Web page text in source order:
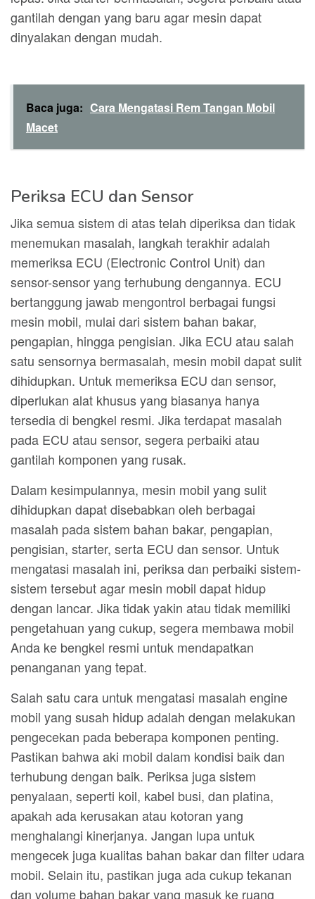
gantilah dengan yang baru agar mesin dapat
dinyalakan dengan mudah.
Baca juga: Cara Mengatasi Rem Tangan Mobil
Macet
Periksa ECU dan Sensor
Jika semua sistem di atas telah diperiksa dan tidak
menemukan masalah, langkah terakhir adalah
memeriksa ECU (Electronic Control Unit) dan
sensor-sensor yang terhubung dengannya. ECU
bertanggung jawab mengontrol berbagai fungsi
mesin mobil, mulai dari sistem bahan bakar,
pengapian, hingga pengisian. Jika ECU atau salah
satu sensornya bermasalah, mesin mobil dapat sulit
dihidupkan. Untuk memeriksa ECU dan sensor,
diperlukan alat khusus yang biasanya hanya
tersedia di bengkel resmi. Jika terdapat masalah
pada ECU atau sensor, segera perbaiki atau
gantilah komponen yang rusak.
Dalam kesimpulannya, mesin mobil yang sulit
dihidupkan dapat disebabkan oleh berbagai
masalah pada sistem bahan bakar, pengapian,
pengisian, starter, serta ECU dan sensor. Untuk
mengatasi masalah ini, periksa dan perbaiki sistem-
sistem tersebut agar mesin mobil dapat hidup
dengan lancar. Jika tidak yakin atau tidak memiliki
pengetahuan yang cukup, segera membawa mobil
Anda ke bengkel resmi untuk mendapatkan
penanganan yang tepat.
Salah satu cara untuk mengatasi masalah engine
mobil yang susah hidup adalah dengan melakukan
pengecekan pada beberapa komponen penting.
Pastikan bahwa aki mobil dalam kondisi baik dan
terhubung dengan baik. Periksa juga sistem
penyalaan, seperti koil, kabel busi, dan platina,
apakah ada kerusakan atau kotoran yang
menghalangi kinerjanya. Jangan lupa untuk
mengecek juga kualitas bahan bakar dan filter udara
mobil. Selain itu, pastikan juga ada cukup tekanan
dan volume bahan bakar yang masuk ke ruang